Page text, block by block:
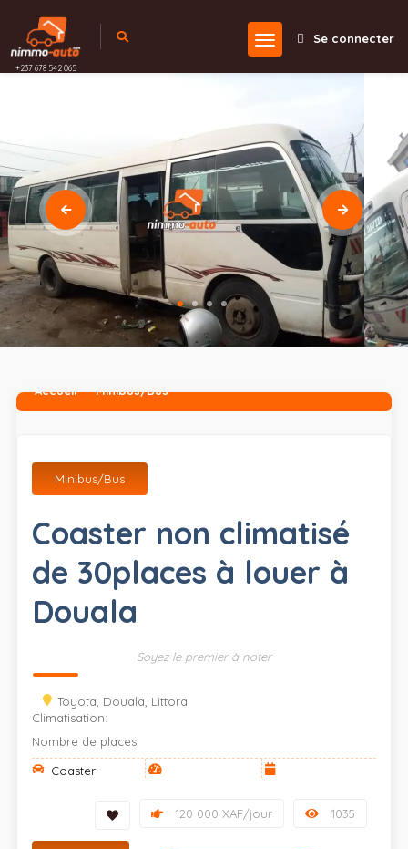
+237 678 542 065
Se connecter
Accueil Minibus/Bus
Minibus/Bus
Coaster non climatisé
de 30places à louer à
Douala
Soyez le premier à noter
Toyota, Douala, Littoral
Climatisation:
Nombre de places:
Coaster
1035
120 000 XAF/jour